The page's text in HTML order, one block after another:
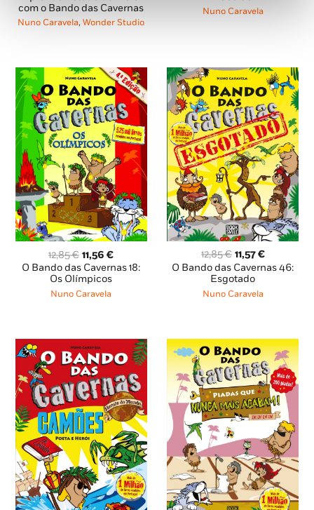
era:
4,95 €.
é:
4,46 €.
com o Bando das Cavernas
Nuno Caravela,Wonder Studio
era:
Nuno Caravela
12,85€ O
preço
original
era:
11,56€O
preço
O Bando das Cavernas 18:
Os Olímpicos
Nuno Caravela
12,85€ O
preço
original
era:
11,57€O
preço
O Bando das Cavernas 46:
Esgotado
Nuno Caravela